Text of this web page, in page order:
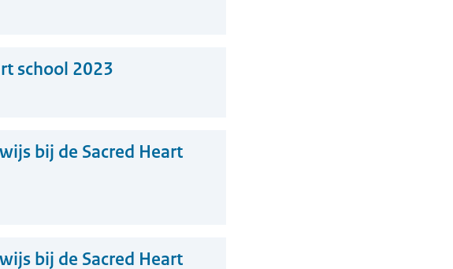
school 2023
bij de Sacred Heart
bij de Sacred Heart